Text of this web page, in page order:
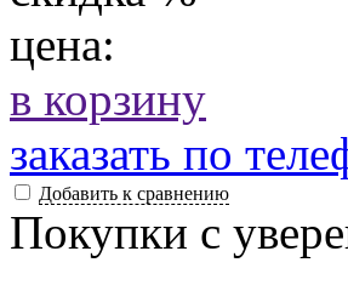
цена:
в корзину
заказать по
Добавить к сравнению
Покупки с